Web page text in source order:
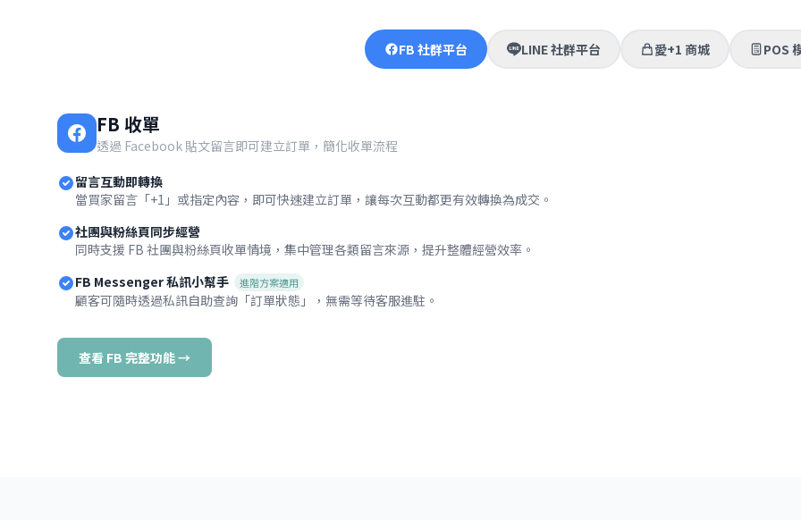
FB 社群平台 LINE 社群平台 愛+1 商城 POS
FB 收單
透過 Facebook 貼文留言即可建立訂單，簡化收單流程
留言互動即轉換
當買家留言「+1」或指定內容，即可快速建立訂單，讓每次互動都更有效轉換為成交。
社團與粉絲頁同步經營
同時支援 FB 社團與粉絲頁收單情境，集中管理各類留言來源，提升整體經營效率。
FB Messenger 私訊小幫手
進階方案適用
顧客可隨時透過私訊自助查詢「訂單狀態」，無需等待客服進駐。
查看 FB 完整功能 →